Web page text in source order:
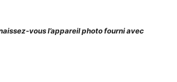
vous l’appareil photo fourni avec